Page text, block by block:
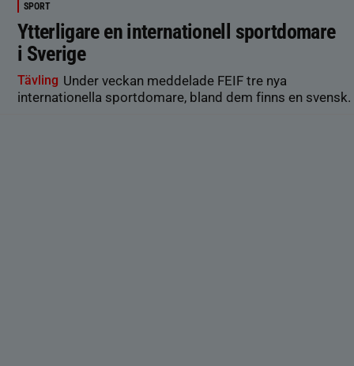
SPORT
Ytterligare en internationell sportdomare
i Sverige
Tävling Under veckan meddelade FEIF tre nya
internationella sportdomare, bland dem finns en svensk.